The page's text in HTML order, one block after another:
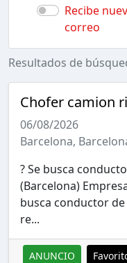
Recibe
correo
Resultados de
Chofer camion
06/08/2026
Barcelona,
? Se busca
(Barcelona)
busca conductor
re...
ANUNCIO